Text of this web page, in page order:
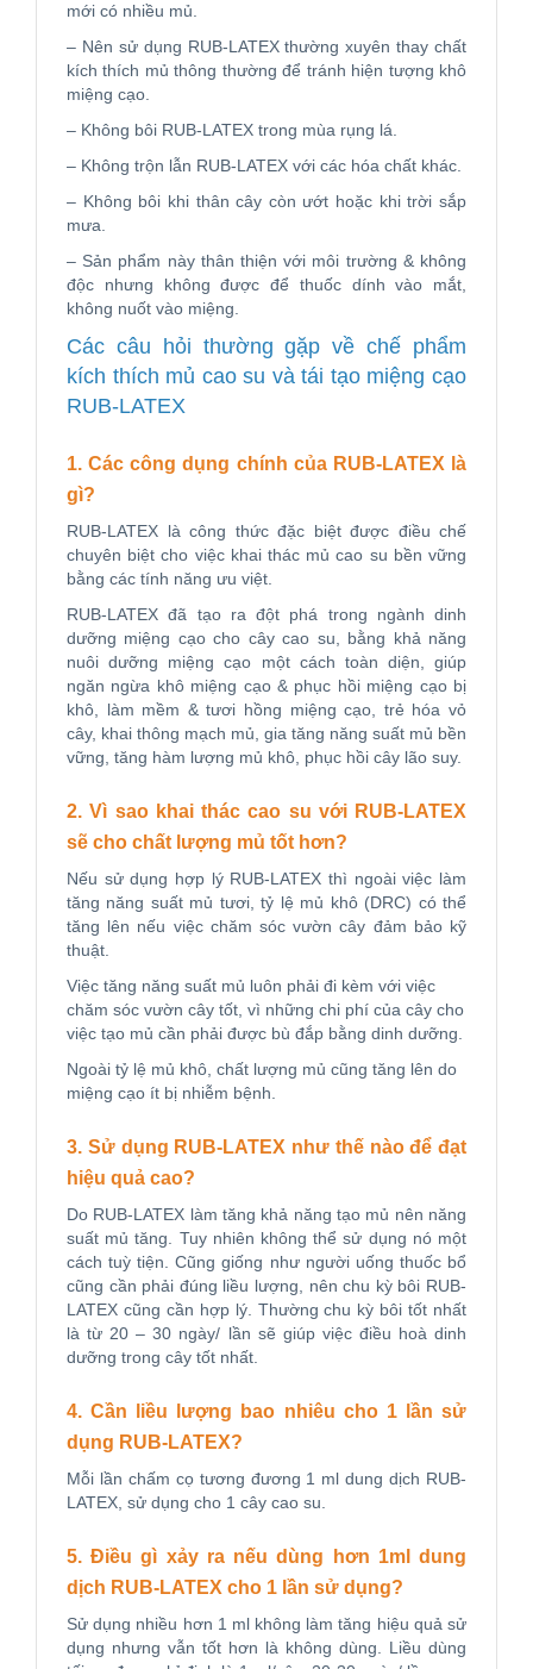
mới có nhiều mủ.
– Nên sử dụng RUB-LATEX thường xuyên thay chất
kích thích mủ thông thường để tránh hiện tượng khô
miệng cạo.
– Không bôi RUB-LATEX trong mùa rụng lá.
– Không trộn lẫn RUB-LATEX với các hóa chất khác.
– Không bôi khi thân cây còn ướt hoặc khi trời sắp
mưa.
– Sản phẩm này thân thiện với môi trường & không
độc nhưng không được để thuốc dính vào mắt,
không nuốt vào miệng.
Các câu hỏi thường gặp về chế phẩm
kích thích mủ cao su và tái tạo miệng cạo
RUB-LATEX
1. Các công dụng chính của RUB-LATEX là
gì?
RUB-LATEX là công thức đặc biệt được điều chế
chuyên biệt cho việc khai thác mủ cao su bền vững
bằng các tính năng ưu việt.
RUB-LATEX đã tạo ra đột phá trong ngành dinh
dưỡng miệng cạo cho cây cao su, bằng khả năng
nuôi dưỡng miệng cạo một cách toàn diện, giúp
ngăn ngừa khô miệng cạo & phục hồi miệng cạo bị
khô, làm mềm & tươi hồng miệng cạo, trẻ hóa vỏ
cây, khai thông mạch mủ, gia tăng năng suất mủ bền
vững, tăng hàm lượng mủ khô, phục hồi cây lão suy.
2. Vì sao khai thác cao su với RUB-LATEX
sẽ cho chất lượng mủ tốt hơn?
Nếu sử dụng hợp lý RUB-LATEX thì ngoài việc làm
tăng năng suất mủ tươi, tỷ lệ mủ khô (DRC) có thể
tăng lên nếu việc chăm sóc vườn cây đảm bảo kỹ
thuật.
Việc tăng năng suất mủ luôn phải đi kèm với việc
chăm sóc vườn cây tốt, vì những chi phí của cây cho
việc tạo mủ cần phải được bù đắp bằng dinh dưỡng.
Ngoài tỷ lệ mủ khô, chất lượng mủ cũng tăng lên do
miệng cạo ít bị nhiễm bệnh.
3. Sử dụng RUB-LATEX như thế nào để đạt
hiệu quả cao?
Do RUB-LATEX làm tăng khả năng tạo mủ nên năng
suất mủ tăng. Tuy nhiên không thể sử dụng nó một
cách tuỳ tiện. Cũng giống như người uống thuốc bổ
cũng cần phải đúng liều lượng, nên chu kỳ bôi RUB-
LATEX cũng cần hợp lý. Thường chu kỳ bôi tốt nhất
là từ 20 – 30 ngày/ lần sẽ giúp việc điều hoà dinh
dưỡng trong cây tốt nhất.
4. Cần liều lượng bao nhiêu cho 1 lần sử
dụng RUB-LATEX?
Mỗi lần chấm cọ tương đương 1 ml dung dịch RUB-
LATEX, sử dụng cho 1 cây cao su.
5. Điều gì xảy ra nếu dùng hơn 1ml dung
dịch RUB-LATEX cho 1 lần sử dụng?
Sử dụng nhiều hơn 1 ml không làm tăng hiệu quả sử
dụng nhưng vẫn tốt hơn là không dùng. Liều dùng